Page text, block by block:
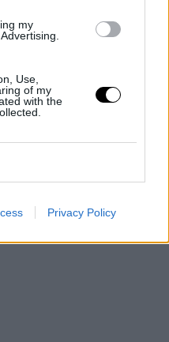
my
Use,
of my
with the
Privacy Policy
por sentarse en el